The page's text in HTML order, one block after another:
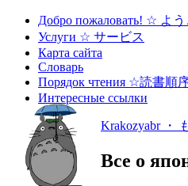
Добро пожаловать! ☆ よ
Услуги ☆ サービス
Карта сайта
Словарь
Порядок чтения ☆読書順
Интересные ссылки
Krakozyabr ・
Все о